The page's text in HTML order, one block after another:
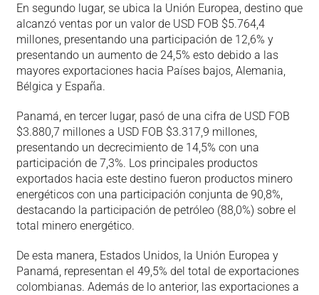
En segundo lugar, se ubica la Unión Europea, destino que
alcanzó ventas por un valor de USD FOB $5.764,4
millones, presentando una participación de 12,6% y
presentando un aumento de 24,5% esto debido a las
mayores exportaciones hacia Países bajos, Alemania,
Bélgica y España.
Panamá, en tercer lugar, pasó de una cifra de USD FOB
$3.880,7 millones a USD FOB $3.317,9 millones,
presentando un decrecimiento de 14,5% con una
participación de 7,3%. Los principales productos
exportados hacia este destino fueron productos minero
energéticos con una participación conjunta de 90,8%,
destacando la participación de petróleo (88,0%) sobre el
total minero energético.
De esta manera, Estados Unidos, la Unión Europea y
Panamá, representan el 49,5% del total de exportaciones
colombianas. Además de lo anterior, las exportaciones a